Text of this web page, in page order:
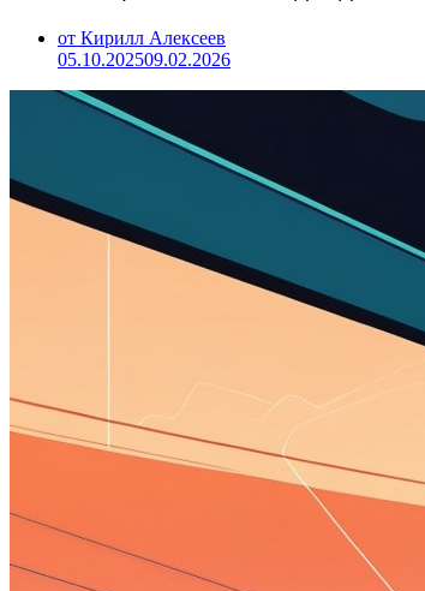
от Кирилл Алексеев
05.10.202509.02.2026